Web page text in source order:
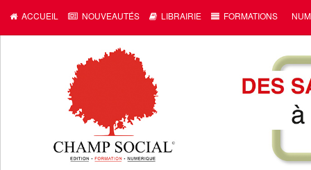
ACCUEIL NOUVEAUTÉS LIBRAIRIE FORMATIONS